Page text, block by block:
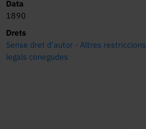
Data
1890
Drets
Sense dret d'autor - Altres restriccions
legals conegudes